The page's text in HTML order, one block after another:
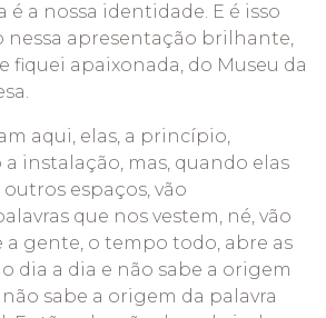
a nossa identidade. E é isso
nessa apresentação brilhante,
fiquei apaixonada, do Museu da
aqui, elas, a princípio,
a instalação, mas, quando elas
espaços, vão
que nos vestem, né, vão
gente, o tempo todo, abre as
dia a dia e não sabe a origem
sabe a origem da palavra